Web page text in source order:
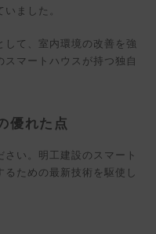
ました。
て、室内環境の改善を強
マートハウスが持つ独自
優れた点
い。明工建設のスマート
ための最新技術を駆使し